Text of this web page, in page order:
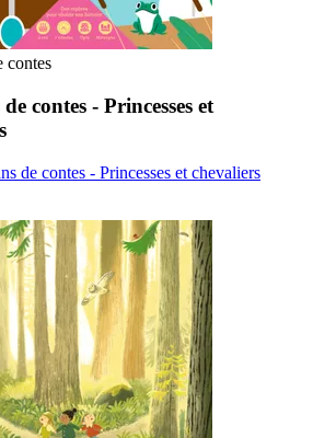
contes
contes - Princesses et
de contes - Princesses et chevaliers